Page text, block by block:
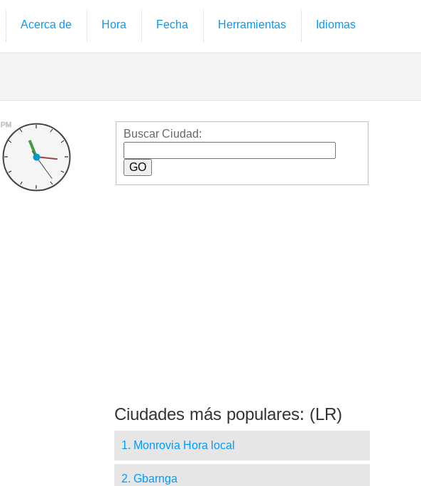
Acerca de Hora Fecha Herramientas Idiomas
PM
Buscar Ciudad:
Ciudades más populares: (LR)
1. Monrovia Hora local
2. Gbarnga